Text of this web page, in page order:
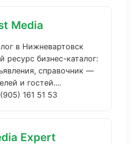
Media
в Нижневартовск
ресурс бизнес-каталог:
справочник —
и гостей....
161 51 53
Expert